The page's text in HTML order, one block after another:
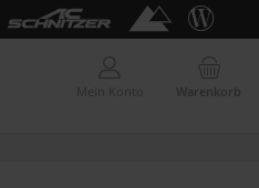
Warenkorb
Mein Konto